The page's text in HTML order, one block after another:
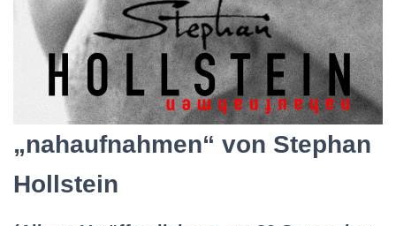
„nahaufnahmen“ von Stephan
Hollstein